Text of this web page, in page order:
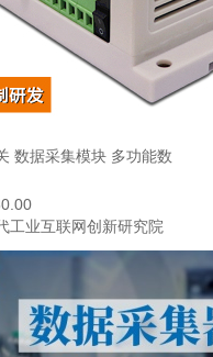
数据采集模块 多功能数
工业互联网创新研究院